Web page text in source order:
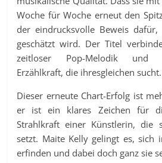
Woche für Woche erneut den
der eindrucksvolle Beweis
geschätzt wird. Der Titel
zeitloser Pop-Melodik und
Erzählkraft, die ihresgleichen sucht.
Dieser erneute Chart-Erfolg ist
er ist ein klares Zeichen für
Strahlkraft einer Künstlerin, die
setzt. Maite Kelly gelingt es, sich
erfinden und dabei doch ganz sie